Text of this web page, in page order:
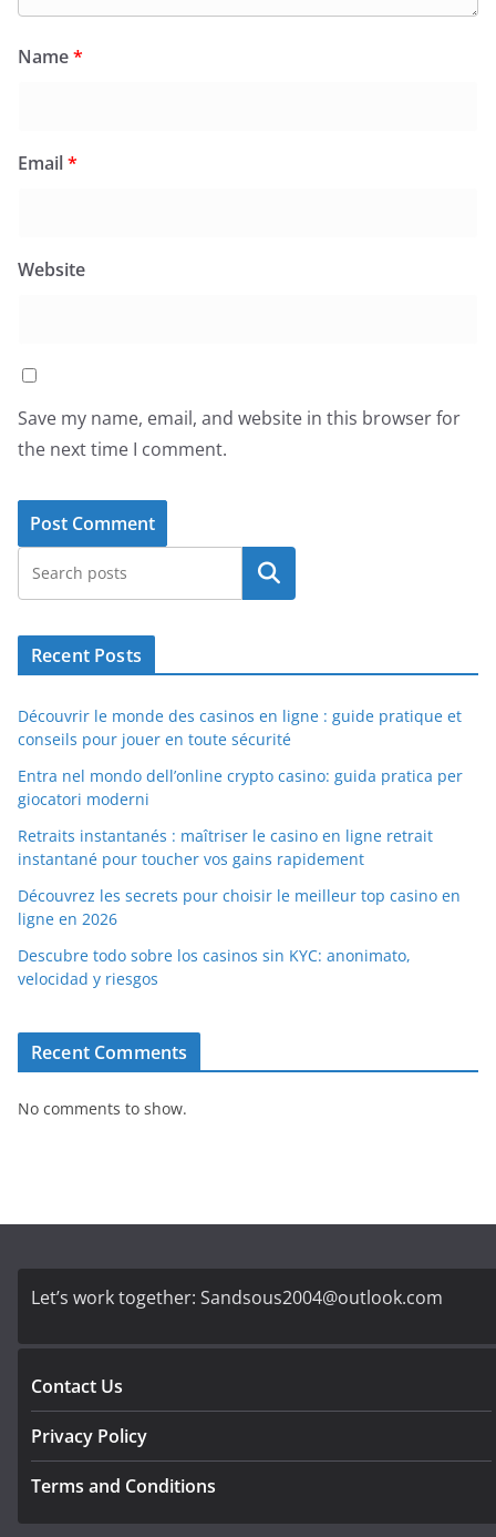
Name*
Email*
Website
Save my name, email, and website in this browser for
the next time I comment.
Search
Recent Posts
Découvrir le monde des casinos en ligne : guide pratique et
conseils pour jouer en toute sécurité
Entra nel mondo dell’online crypto casino: guida pratica per
giocatori moderni
Retraits instantanés : maîtriser le casino en ligne retrait
instantané pour toucher vos gains rapidement
Découvrez les secrets pour choisir le meilleur top casino en
ligne en 2026
Descubre todo sobre los casinos sin KYC: anonimato,
velocidad y riesgos
Recent Comments
No comments to show.
Let’s work together: Sandsous2004@outlook.com
Contact Us
Privacy Policy
Terms and Conditions